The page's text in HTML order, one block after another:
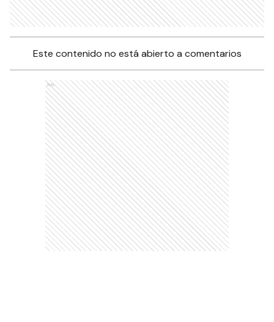
Este contenido no está abierto a comentarios
Ads